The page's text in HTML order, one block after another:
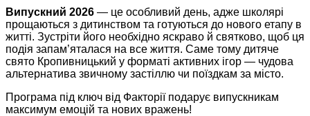
Випускний 2026 — це особливий день, адже школярі
прощаються з дитинством та готуються до нового етапу в
житті. Зустріти його необхідно яскраво й святково, щоб ця
подія запам’яталася на все життя. Саме тому дитяче
свято Кропивницький у форматі активних ігор — чудова
альтернатива звичному застіллю чи поїздкам за місто.
Програма під ключ від Факторії подарує випускникам
максимум емоцій та нових вражень!